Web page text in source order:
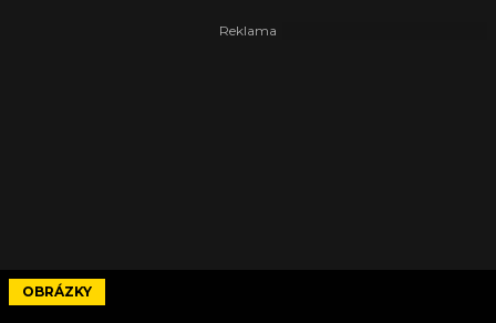
nechat zajít chuť, protože to nejhezčí, co vám tahle stealth
OBRÁZKY